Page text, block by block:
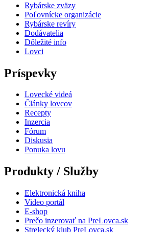
Rybárske zväzy
Poľovnícke organizácie
Rybárske revíry
Dodávatelia
Dôležité info
Lovci
Príspevky
Lovecké videá
Články lovcov
Recepty
Inzercia
Fórum
Diskusia
Ponuka lovu
Produkty / Služby
Elektronická kniha
Video portál
E-shop
Prečo inzerovať na PreLovca.sk
Strelecký klub PreLovca.sk